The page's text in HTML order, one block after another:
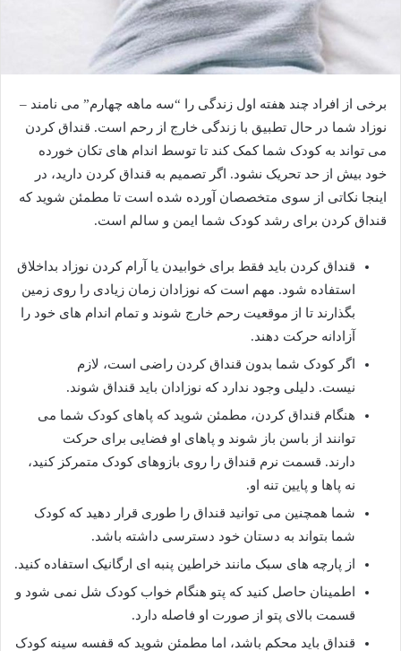
برخی از افراد چند هفته اول زندگی را “سه ماهه چهارم” می نامند –
نوزاد شما در حال تطبیق با زندگی خارج از رحم است. قنداق کردن
می تواند به کودک شما کمک کند تا توسط اندام های تکان خورده
خود بیش از حد تحریک نشود. اگر تصمیم به قنداق کردن دارید، در
اینجا نکاتی از سوی متخصصان آورده شده است تا مطمئن شوید که
قنداق کردن برای رشد کودک شما ایمن و سالم است.
قنداق کردن باید فقط برای خوابیدن یا آرام کردن نوزاد بداخلاق
استفاده شود. مهم است که نوزادان زمان زیادی را روی زمین
بگذارند تا از موقعیت رحم خارج شوند و تمام اندام های خود را
آزادانه حرکت دهند.
اگر کودک شما بدون قنداق کردن راضی است، لازم
نیست. دلیلی وجود ندارد که نوزادان باید قنداق شوند.
هنگام قنداق کردن، مطمئن شوید که پاهای کودک شما می
توانند از باسن باز شوند و پاهای او فضایی برای حرکت
دارند. قسمت نرم قنداق را روی بازوهای کودک متمرکز کنید،
نه پاها و پایین تنه او.
شما همچنین می توانید قنداق را طوری قرار دهید که کودک
شما بتواند به دستان خود دسترسی داشته باشد.
از پارچه های سبک مانند خراطین پنبه ای ارگانیک استفاده کنید.
اطمینان حاصل کنید که پتو هنگام خواب کودک شل نمی شود و
قسمت بالای پتو از صورت او فاصله دارد.
قنداق باید محکم باشد، اما مطمئن شوید که قفسه سینه کودک